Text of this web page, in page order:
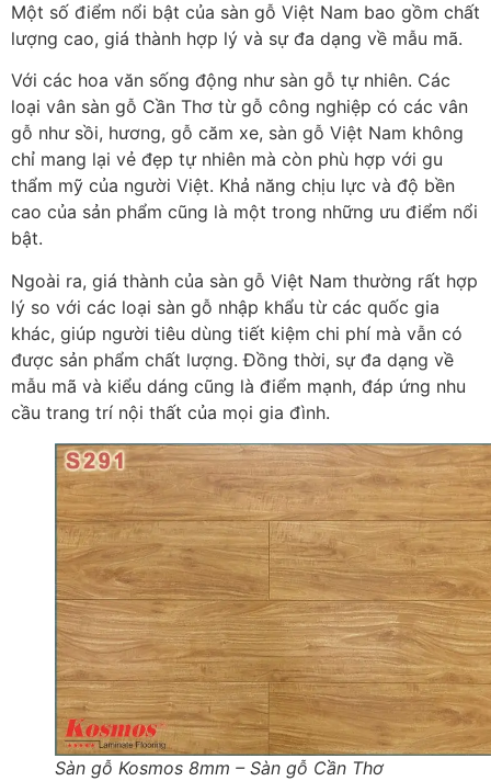
Một số điểm nổi bật của sàn gỗ Việt Nam bao gồm chất
lượng cao, giá thành hợp lý và sự đa dạng về mẫu mã.
Với các hoa văn sống động như sàn gỗ tự nhiên. Các
loại vân sàn gỗ Cần Thơ từ gỗ công nghiệp có các vân
gỗ như sồi, hương, gỗ căm xe, sàn gỗ Việt Nam không
chỉ mang lại vẻ đẹp tự nhiên mà còn phù hợp với gu
thẩm mỹ của người Việt. Khả năng chịu lực và độ bền
cao của sản phẩm cũng là một trong những ưu điểm nổi
bật.
Ngoài ra, giá thành của sàn gỗ Việt Nam thường rất hợp
lý so với các loại sàn gỗ nhập khẩu từ các quốc gia
khác, giúp người tiêu dùng tiết kiệm chi phí mà vẫn có
được sản phẩm chất lượng. Đồng thời, sự đa dạng về
mẫu mã và kiểu dáng cũng là điểm mạnh, đáp ứng nhu
cầu trang trí nội thất của mọi gia đình.
Sàn gỗ Kosmos 8mm – Sàn gỗ Cần Thơ